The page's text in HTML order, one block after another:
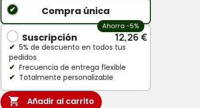
Compra única
Ahorra -5%
Suscripción 12,26 €
5% de descuento en todos tus
pedidos
Frecuencia de entrega flexible
Totalmente personalizable
 Añadir al carrito